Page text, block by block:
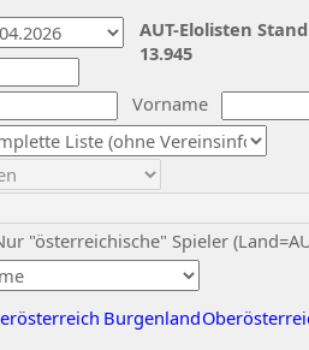
Vorname
"österreichische" Spieler
Burgenland
AUT-Elolisten
13.945